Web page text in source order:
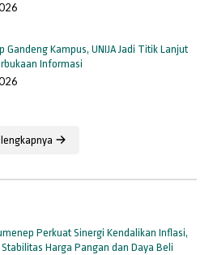
Gandeng Kampus, UNIJA Jadi Titik Lanjut
Informasi
Perkuat Sinergi Kendalikan Inflasi,
Stabilitas Harga Pangan dan Daya Beli